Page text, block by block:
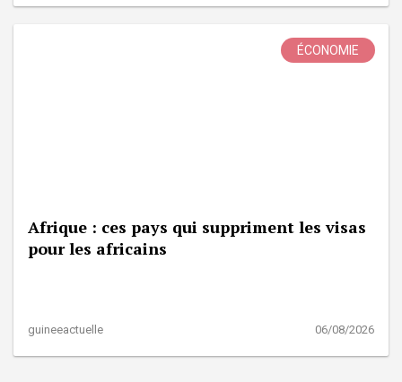
ÉCONOMIE
Afrique : ces pays qui suppriment les visas
pour les africains
guineeactuelle 06/08/2026